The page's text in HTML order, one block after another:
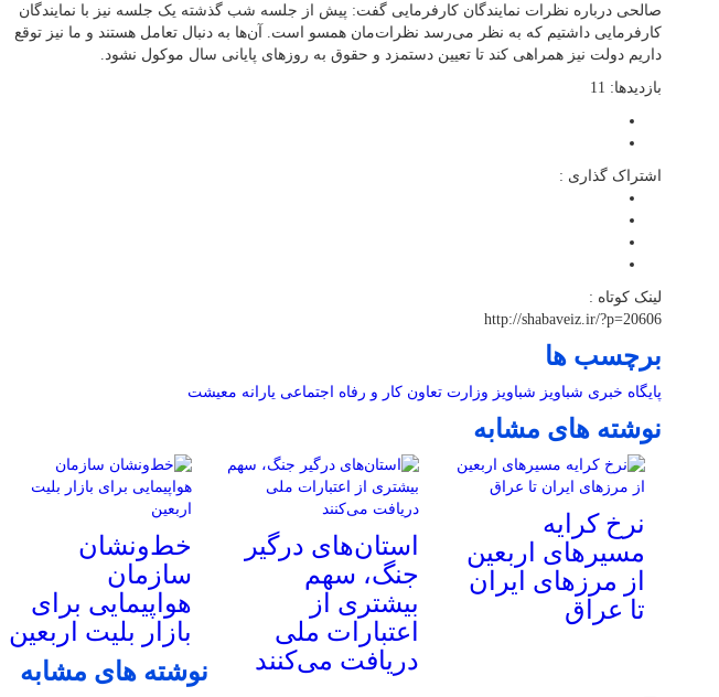
صالحی درباره نظرات نمایندگان کارفرمایی گفت: پیش از جلسه شب گذشته یک جلسه نیز با نمایندگان
کارفرمایی داشتیم که به نظر می‌رسد نظرات‌مان همسو است. آن‌ها به دنبال تعامل هستند و ما نیز توقع
داریم دولت نیز همراهی کند تا تعیین دستمزد و حقوق به روزهای پایانی سال موکول نشود.
بازدیدها: 11
اشتراک گذاری :
لینک کوتاه :
http://shabaveiz.ir/?p=20606
برچسب ها
پایگاه خبری شباویز شباویز وزارت تعاون کار و رفاه اجتماعی یارانه معیشت
نوشته های مشابه
نرخ کرایه
مسیرهای اربعین
از مرزهای ایران
تا عراق
استان‌های درگیر
جنگ، سهم
بیشتری از
اعتبارات ملی
دریافت می‌کنند
خط‌ونشان
سازمان
هواپیمایی برای
بازار بلیت اربعین
نوشته های مشابه